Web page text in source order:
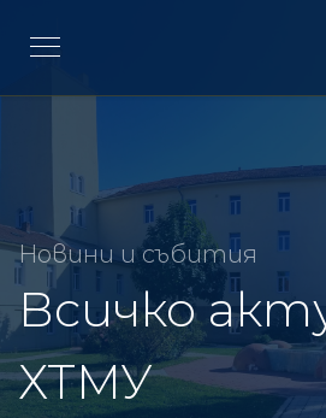
Новини и събития
Всичко
ХТМУ